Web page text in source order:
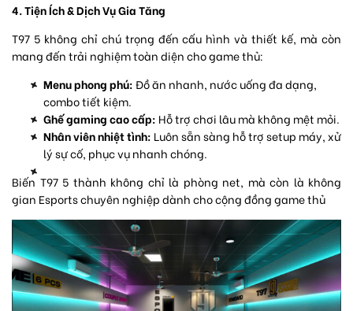
4. Tiện Ích & Dịch Vụ Gia Tăng
T97 5 không chỉ chú trọng đến cấu hình và thiết kế, mà còn
mang đến trải nghiệm toàn diện cho game thủ:
Menu phong phú:Đồ ăn nhanh, nước uống đa dạng,
combo tiết kiệm.
Ghế gaming cao cấp: Hỗ trợ chơi lâu mà không mệt mỏi.
Nhân viên nhiệt tình: Luôn sẵn sàng hỗ trợ setup máy, xử
lý sự cố, phục vụ nhanh chóng.
Biến T97 5 thành không chỉ là phòng net, mà còn là không
gian Esports chuyên nghiệp dành cho cộng đồng game thủ